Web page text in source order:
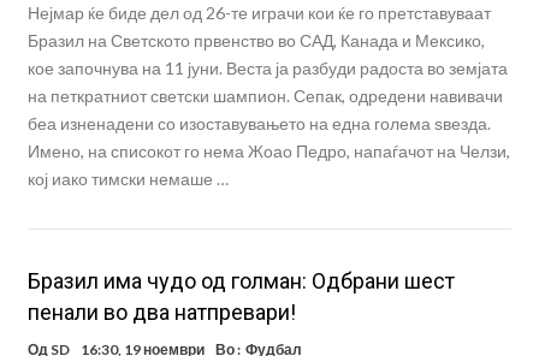
Нејмар ќе биде дел од 26-те играчи кои ќе го претставуваат
Бразил на Светското првенство во САД, Канада и Мексико,
кое започнува на 11 јуни. Веста ја разбуди радоста во земјата
на петкратниот светски шампион. Сепак, одредени навивачи
беа изненадени со изоставувањето на една голема ѕвезда.
Имено, на списокот го нема Жоао Педро, напаѓачот на Челзи,
кој иако тимски немаше …
Бразил има чудо од голман: Одбрани шест
пенали во два натпревари!
Од SD 16:30, 19 ноември Во : Фудбал